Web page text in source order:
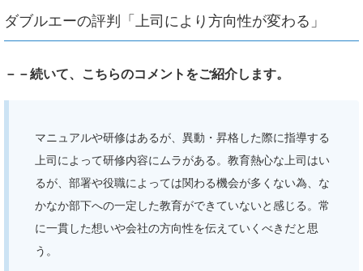
ダブルエーの評判「上司により方向性が変わる」
－－続いて、こちらのコメントをご紹介します。
マニュアルや研修はあるが、異動・昇格した際に指導する
上司によって研修内容にムラがある。教育熱心な上司はい
るが、部署や役職によっては関わる機会が多くない為、な
かなか部下への一定した教育ができていないと感じる。常
に一貫した想いや会社の方向性を伝えていくべきだと思
う。